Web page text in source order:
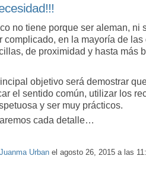
no tiene porque ser aleman, ni
complicado, en la mayoría de las
de proximidad y hasta más
objetivo será demostrar
el sentido común, utilizar los
y ser muy prácticos.
cada detalle…
Juanma Urban el agosto 26, 2015 a las